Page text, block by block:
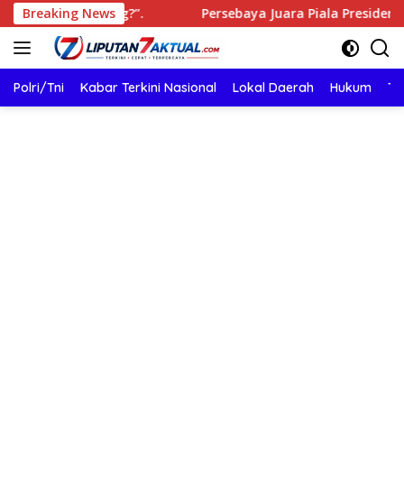
Langsung
ke
konten
Breaking News Persebaya Juara Piala Presiden 2026,
Polri/Tni Kabar Terkini Nasional Lokal Daerah Hukum